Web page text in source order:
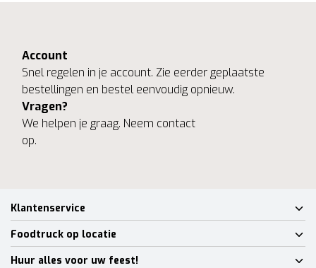
Account
Snel regelen in je account. Zie eerder geplaatste
bestellingen en bestel eenvoudig opnieuw.
Vragen?
We helpen je graag. Neem contact
op.
Klantenservice
Foodtruck op locatie
Huur alles voor uw feest!